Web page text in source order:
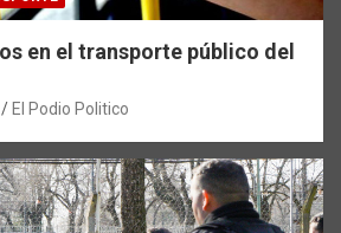
en el transporte público del
El Podio Politico